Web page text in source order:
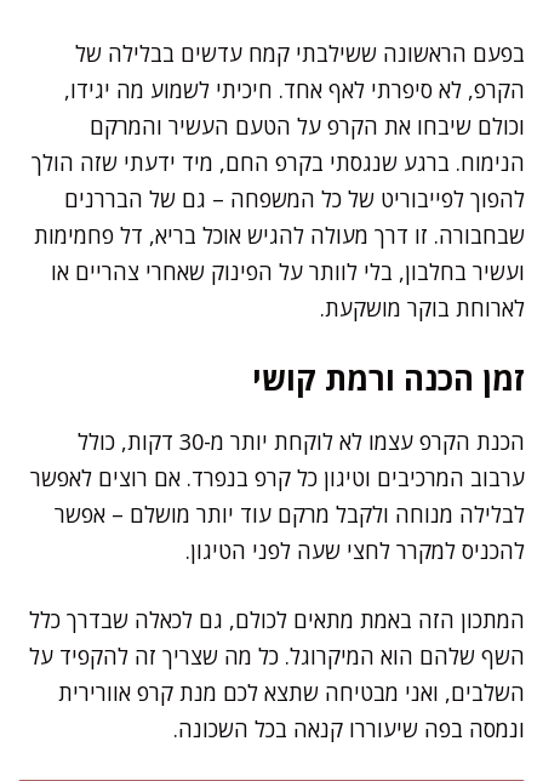
בפעם הראשונה ששילבתי קמח עדשים בבלילה של
הקרפ, לא סיפרתי לאף אחד. חיכיתי לשמוע מה יגידו,
וכולם שיבחו את הקרפ על הטעם העשיר והמרקם
הנימוח. ברגע שנגסתי בקרפ החם, מיד ידעתי שזה הולך
להפוך לפייבוריט של כל המשפחה – גם של הבררנים
שבחבורה. זו דרך מעולה להגיש אוכל בריא, דל פחמימות
ועשיר בחלבון, בלי לוותר על הפינוק שאחרי צהריים או
לארוחת בוקר מושקעת.
זמן הכנה ורמת קושי
הכנת הקרפ עצמו לא לוקחת יותר מ-30 דקות, כולל
ערבוב המרכיבים וטיגון כל קרפ בנפרד. אם רוצים לאפשר
לבלילה מנוחה ולקבל מרקם עוד יותר מושלם – אפשר
להכניס למקרר לחצי שעה לפני הטיגון.
המתכון הזה באמת מתאים לכולם, גם לכאלה שבדרך כלל
השף שלהם הוא המיקרוגל. כל מה שצריך זה להקפיד על
השלבים, ואני מבטיחה שתצא לכם מנת קרפ אוורירית
ונמסה בפה שיעוררו קנאה בכל השכונה.